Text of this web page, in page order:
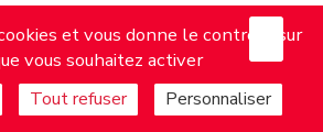
PARTAGER
LIRE LA SUITE
et vous donne le contrôle sur
vous souhaitez activer
Tout refuser Personnaliser